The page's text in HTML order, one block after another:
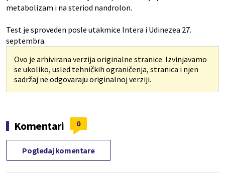
metabolizam i na steriod nandrolon.
Test je sproveden posle utakmice Intera i Udinezea 27.
septembra.
Ovo je arhivirana verzija originalne stranice. Izvinjavamo
se ukoliko, usled tehničkih ograničenja, stranica i njen
sadržaj ne odgovaraju originalnoj verziji.
Komentari 0
Pogledaj komentare